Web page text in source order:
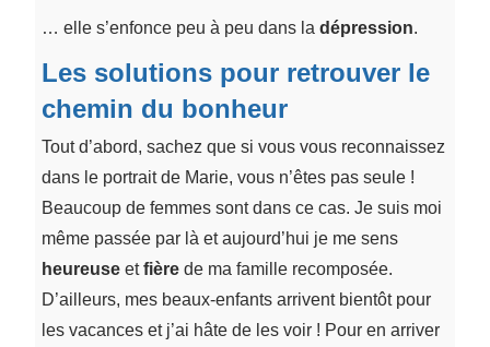
… elle s’enfonce peu à peu dans la dépression.
Les solutions pour retrouver le
chemin du bonheur
Tout d’abord, sachez que si vous vous reconnaissez
dans le portrait de Marie, vous n’êtes pas seule !
Beaucoup de femmes sont dans ce cas. Je suis moi
même passée par là et aujourd’hui je me sens
heureuseetfièrede ma famille recomposée.
D’ailleurs, mes beaux-enfants arrivent bientôt pour
les vacances et j’ai hâte de les voir ! Pour en arriver